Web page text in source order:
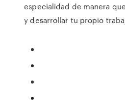
especialidad de manera
y desarrollar tu propio